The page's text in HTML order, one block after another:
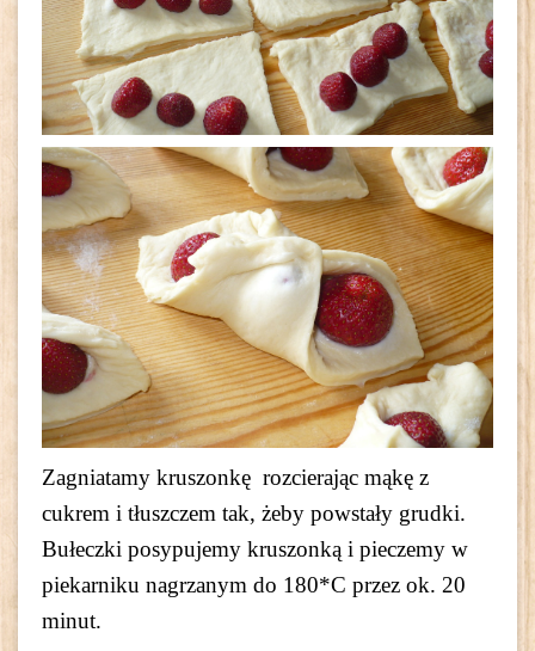
Zagniatamy kruszonkę rozcierając mąkę z
cukrem i tłuszczem tak, żeby powstały grudki.
Bułeczki posypujemy kruszonką i pieczemy w
piekarniku nagrzanym do 180*C przez ok. 20
minut.